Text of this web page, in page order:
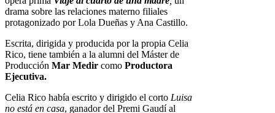
drama sobre las relaciones materno filiales
protagonizado por Lola Dueñas y Ana Castillo.
Escrita, dirigida y producida por la propia Celia
Rico, tiene también a la alumni del Máster de
Producción Mar Medir como Productora
Ejecutiva.
Celia Rico había escrito y dirigido el corto Luisa
no está en casa, ganador del Premi Gaudí al